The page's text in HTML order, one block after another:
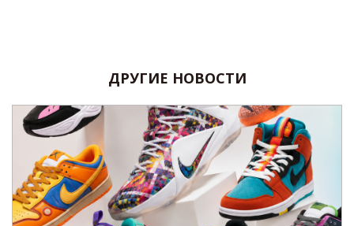
ДРУГИЕ НОВОСТИ